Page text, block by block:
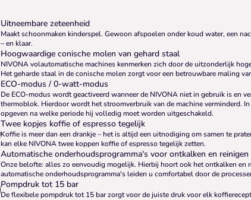
Uitneembare zeteenheid
Maakt schoonmaken kinderspel. Gewoon afspoelen onder koud water, een
– en klaar.
Hoogwaardige conische molen van gehard staal
NIVONA volautomatische machines kenmerken zich door de uitzonderlijk
Het geharde staal in de conische molen zorgt voor een betrouwbare maling
ECO-modus / 0-watt-modus
De ECO-modus wordt geactiveerd wanneer de NIVONA niet in gebruik is en
thermoblok. Hierdoor wordt het stroomverbruik van de machine verminderd.
opgeven na welke periode hij volledig moet worden uitgeschakeld.
Twee kopjes koffie of espresso tegelijk
Koffie is meer dan een drankje – het is altijd een uitnodiging om samen te
kan elke NIVONA twee koppen koffie of espresso tegelijk zetten.
Automatische onderhoudsprogramma's voor ontkalken en reinigen
Onze belofte: alles zo eenvoudig mogelijk. Hierbij hoort ook het ontkalken en
automatische onderhoudsprogramma's leiden u comfortabel door de
Pompdruk tot 15 bar
De flexibele pompdruk tot 15 bar zorgt voor de juiste druk voor elk